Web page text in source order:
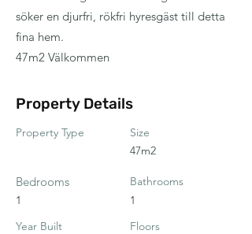
söker en djurfri, rökfri hyresgäst till detta
fina hem.
47m2 Välkommen
Property Details
Property Type
Bedrooms
1
Year Built
Size
47m2
Bathrooms
1
Floors